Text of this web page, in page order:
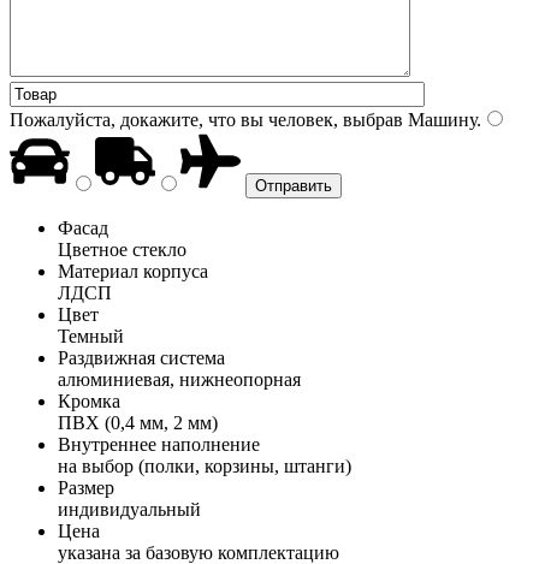
Пожалуйста, докажите, что вы человек, выбрав Машину.
Фасад
Цветное стекло
Материал корпуса
ЛДСП
Цвет
Темный
Раздвижная система
алюминиевая, нижнеопорная
Кромка
ПВХ (0,4 мм, 2 мм)
Внутреннее наполнение
на выбор (полки, корзины, штанги)
Размер
индивидуальный
Цена
указана за базовую комплектацию